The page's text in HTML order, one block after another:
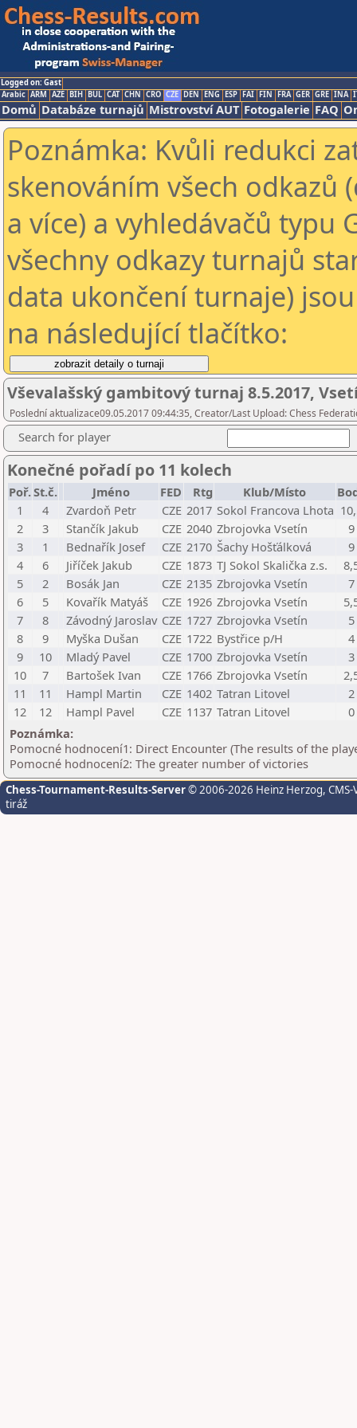
Logged on: Gast
Arabic ARM AZE BIH BUL CAT CHN CRO CZE DEN ENG ESP FAI FIN FRA GER GRE INA
Domů Databáze turnajů Mistrovství AUT Fotogalerie FAQ
Poznámka: Kvůli redukci
skenováním všech odkazů
a více) a vyhledávačů typu
všechny odkazy turnajů
data ukončení turnaje)
na následující tlačítko:
Vševalašský gambitový turnaj 8.5.2017,
Poslední aktualizace09.05.2017 09:44:35, Creator/Last Upload: Chess
Search for player
Konečné pořadí po 11 kolech
Poř.St.č. Jméno FED Rtg Klub/Místo
1
4 Zvardoň Petr CZE 2017 Sokol Francova Lhota
2
3 Stančík Jakub CZE 2040 Zbrojovka Vsetín
9
3
1 Bednařík Josef CZE 2170 Šachy Hošťálková
9
4
6 Jiříček Jakub CZE 1873 TJ Sokol Skalička z.s.
5
2 Bosák Jan CZE 2135 Zbrojovka Vsetín
7
6
5 Kovařík Matyáš CZE 1926 Zbrojovka Vsetín
7
8 Závodný Jaroslav CZE 1727 Zbrojovka Vsetín
5
8
9 Myška Dušan CZE 1722 Bystřice p/H
4
9
10 Mladý Pavel CZE 1700 Zbrojovka Vsetín
3
10
7 Bartošek Ivan CZE 1766 Zbrojovka Vsetín
11
11 Hampl Martin CZE 1402 Tatran Litovel
2
12
12 Hampl Pavel CZE 1137 Tatran Litovel
0
Poznámka:
Pomocné hodnocení1: Direct Encounter (The results of the
Pomocné hodnocení2: The greater number of victories
Chess-Tournament-Results-Server© 2006-2026 Heinz Herzog,
tiráž